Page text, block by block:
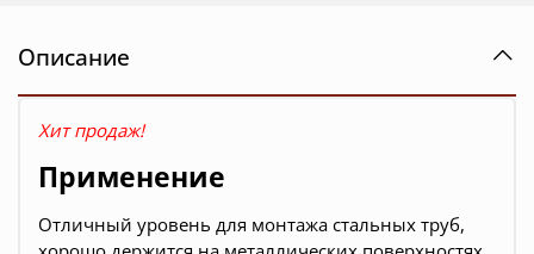
Описание
Хит продаж!
Применение
Отличный уровень для монтажа стальных труб,